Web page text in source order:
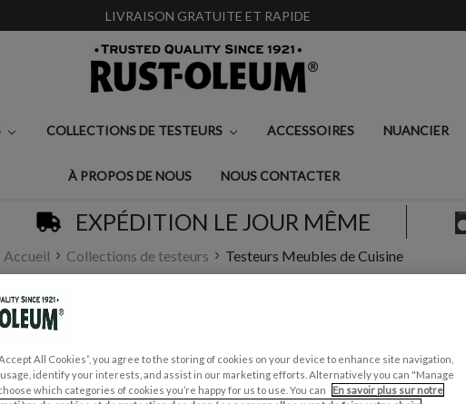
LIVRAISON GRATUITE ET RAPIDE
COLLECTIONS DE TESTEURS ACCESSOIRES NUANCIER
À PROPOS DE NOUS NOUS CONTACTER
EXPÉDITION LE JOUR MÊME
Accueil Collections de testeurs Testeurs Meubles de Cuisine
MEUBLES DE CUISINE
all 14 produits.
All Cookies”, you agree to the storing of cookies on your device to enhance site navigation,
identify your interests, and assist in our marketing efforts. Alternatively you can "Manage
which categories of cookies you’re happy for us to use. You can
En savoir plus sur notre